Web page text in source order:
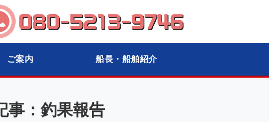
ら｜下関市小串漁港
ご案内 船長・船舶紹介
事：釣果報告